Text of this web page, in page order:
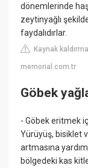
dönemlerinde
zeytinyağlı
faydalıdırlar.
Kaynak
memorial.com.tr
Göbek
- Göbek eritmek
Yürüyüş, bisiklet
artmasına
bölgedeki kas